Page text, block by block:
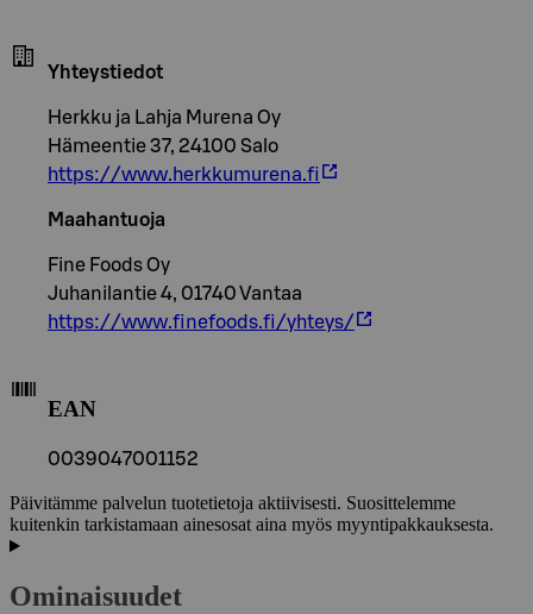
Yhteystiedot
Herkku ja Lahja Murena Oy
Hämeentie 37, 24100 Salo
https://www.herkkumurena.fi
Maahantuoja
Fine Foods Oy
Juhanilantie 4, 01740 Vantaa
https://www.finefoods.fi/yhteys/
EAN
0039047001152
Päivitämme palvelun tuotetietoja aktiivisesti. Suosittelemme
kuitenkin tarkistamaan ainesosat aina myös myyntipakkauksesta.
Ominaisuudet